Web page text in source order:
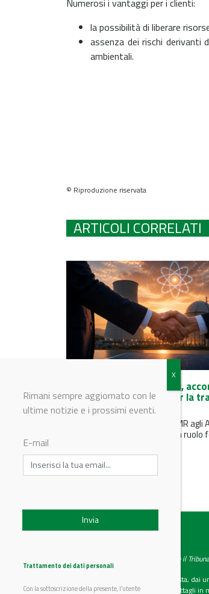
Numerosi i vantaggi per i clienti:
la possibilità di liberare
assenza dei rischi derivanti
ambientali.
© Riproduzione riservata
ARTICOLI CORRELATI
ENEA e Exergon Ventures,
avanzato e tecnologie per la
energetica
Il nucleare avanzato - dagli SMR agli
generazione - può svolgere un
Testata giornalistica registrata presso il
Se vuoi diventare nostro inserzionista, dai
Scarica il mediakitper maggiori dettagli in
Rimani sempre aggiornato con le
ultime notizie e i prossimi eventi.
E-mail
Trattamento dei dati personali
Con la sottoscrizione della presente, l’utente